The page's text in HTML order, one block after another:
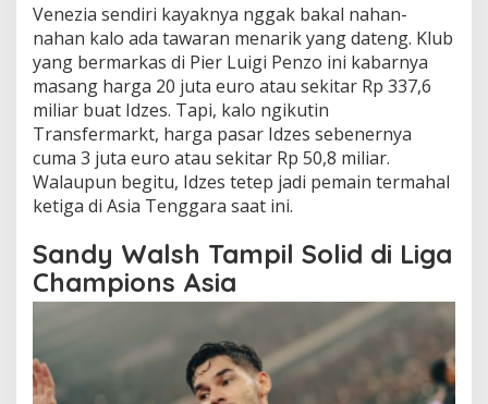
Venezia sendiri kayaknya nggak bakal nahan-
nahan kalo ada tawaran menarik yang dateng. Klub
yang bermarkas di Pier Luigi Penzo ini kabarnya
masang harga 20 juta euro atau sekitar Rp 337,6
miliar buat Idzes. Tapi, kalo ngikutin
Transfermarkt, harga pasar Idzes sebenernya
cuma 3 juta euro atau sekitar Rp 50,8 miliar.
Walaupun begitu, Idzes tetep jadi pemain termahal
ketiga di Asia Tenggara saat ini.
Sandy Walsh Tampil Solid di Liga
Champions Asia